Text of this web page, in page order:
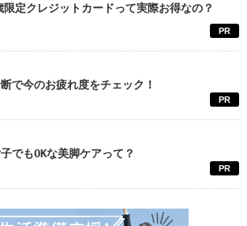
限定クレジットカードって実際お得なの？
PR
で今のお疲れ度をチェック！
PR
でもOKな美脚ケアって？
PR